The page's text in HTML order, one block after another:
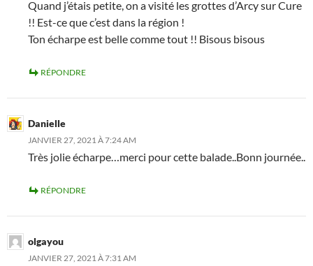
Quand j’étais petite, on a visité les grottes d’Arcy sur Cure
!! Est-ce que c’est dans la région !
Ton écharpe est belle comme tout !! Bisous bisous
RÉPONDRE
Danielle
JANVIER 27, 2021 À 7:24 AM
Très jolie écharpe…merci pour cette balade..Bonn journée..
RÉPONDRE
olgayou
JANVIER 27, 2021 À 7:31 AM